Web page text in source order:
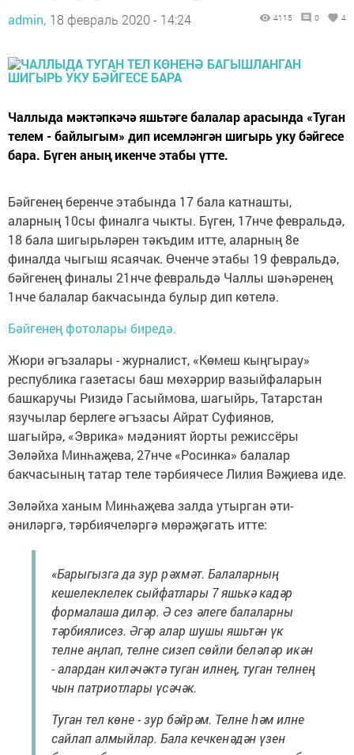
admin, 18 февраль 2020 - 14:24 4115 0 4
Чаллыда мәктәпкәчә яшьтәге балалар арасында «Туган
телем - байлыгым» дип исемләнгән шигырь уку бәйгесе
бара. Бүген аның икенче этабы үтте.
Бәйгенең беренче этабында 17 бала катнашты,
аларның 10сы финалга чыкты. Бүген, 17нче февральдә,
18 бала шигырьләрен тәкъдим итте, аларның 8е
финалда чыгыш ясаячак. Өченче этабы 19 февральдә,
бәйгенең финалы 21нче февральдә Чаллы шәһәренең
1нче балалар бакчасында булыр дип көтелә.
Бәйгенең фотолары биредә.
Жюри әгъзалары - журналист, «Көмеш кыңгырау»
республика газетасы баш мөхәррир вазыйфаларын
башкаручы Ризидә Гасыймова, шагыйрь, Татарстан
язучылар берлеге әгъзасы Айрат Суфиянов,
шагыйрә, «Эврика» мәдәният йорты режиссёры
Зөләйха Минһаҗева, 27нче «Росинка» балалар
бакчасының татар теле тәрбиячесе Лилия Вәҗиева иде.
Зөләйха ханым Минһаҗева залда утырган әти-
әниләргә, тәрбиячеләргә мөрәҗәгать итте:
«Барыгызга да зур рәхмәт. Балаларның
кешелеклелек сыйфатлары 7 яшькә кадәр
формалаша диләр. Ә сез әлеге балаларны
тәрбиялисез. Әгәр алар шушы яшьтән үк
телне аңлап, телне сизеп сөйли беләләр икән
- алардан киләчәктә туган илнең, туган телнең
чын патриотлары үсәчәк.
Туган тел көне - зур бәйрәм. Телне һәм илне
сайлап алмыйлар. Бала кечкенәдән үзен